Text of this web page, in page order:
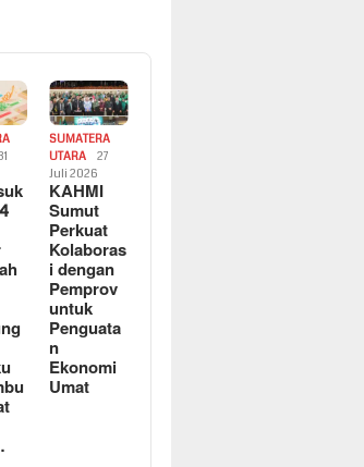
SUMATERA
UTARA
27
Juli 2026
KAHMI
Sumut
Perkuat
Kolaboras
i dengan
Pemprov
untuk
Penguata
n
Ekonomi
Umat